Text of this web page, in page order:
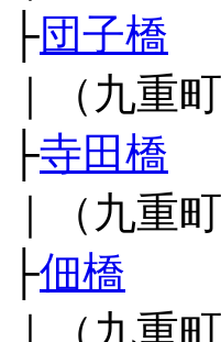
├団子橋
｜（九重
├寺田橋
｜（九重
├佃橋
｜（九重